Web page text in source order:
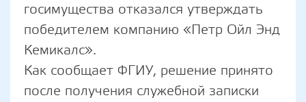
госимущества отказался утверждать
победителем компанию «Петр Ойл Энд
Кемикалс».
Как сообщает ФГИУ, решение принято
после получения служебной записки